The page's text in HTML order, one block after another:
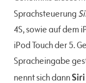
Sprachsteuerung
4S, sowie auf dem
iPod Touch der 5.
Spracheingabe
nennt sich dann